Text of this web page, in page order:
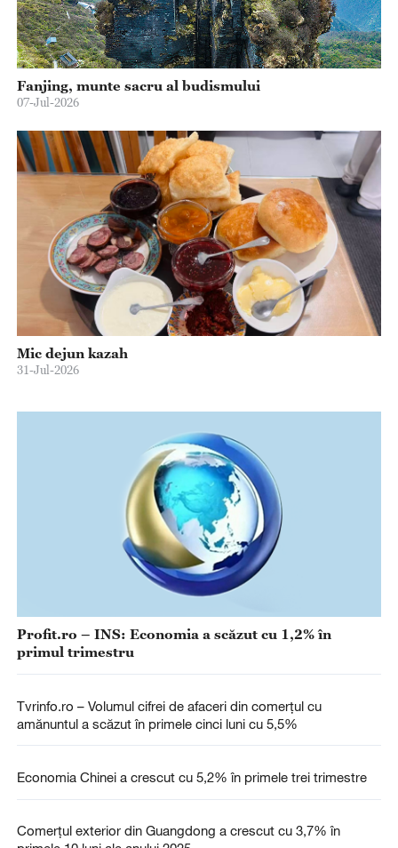
Fanjing, munte sacru al budismului
07-Jul-2026
Mic dejun kazah
31-Jul-2026
Profit.ro – INS: Economia a scăzut cu 1,2% în
primul trimestru
Tvrinfo.ro – Volumul cifrei de afaceri din comerţul cu
amănuntul a scăzut în primele cinci luni cu 5,5%
Economia Chinei a crescut cu 5,2% în primele trei trimestre
Comerțul exterior din Guangdong a crescut cu 3,7% în